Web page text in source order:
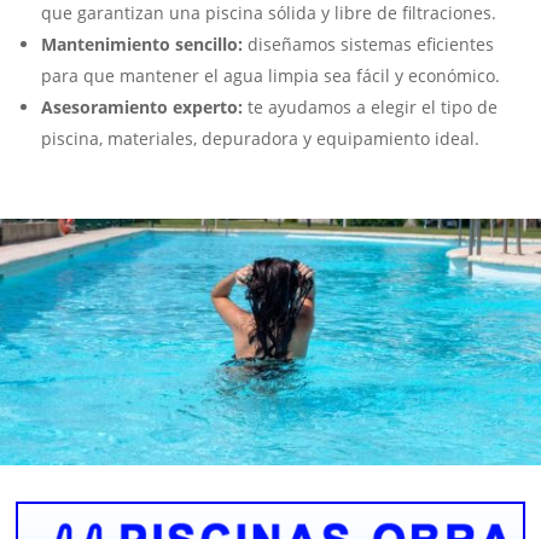
que garantizan una piscina sólida y libre de filtraciones.
Mantenimiento sencillo: diseñamos sistemas eficientes
para que mantener el agua limpia sea fácil y económico.
Asesoramiento experto: te ayudamos a elegir el tipo de
piscina, materiales, depuradora y equipamiento ideal.